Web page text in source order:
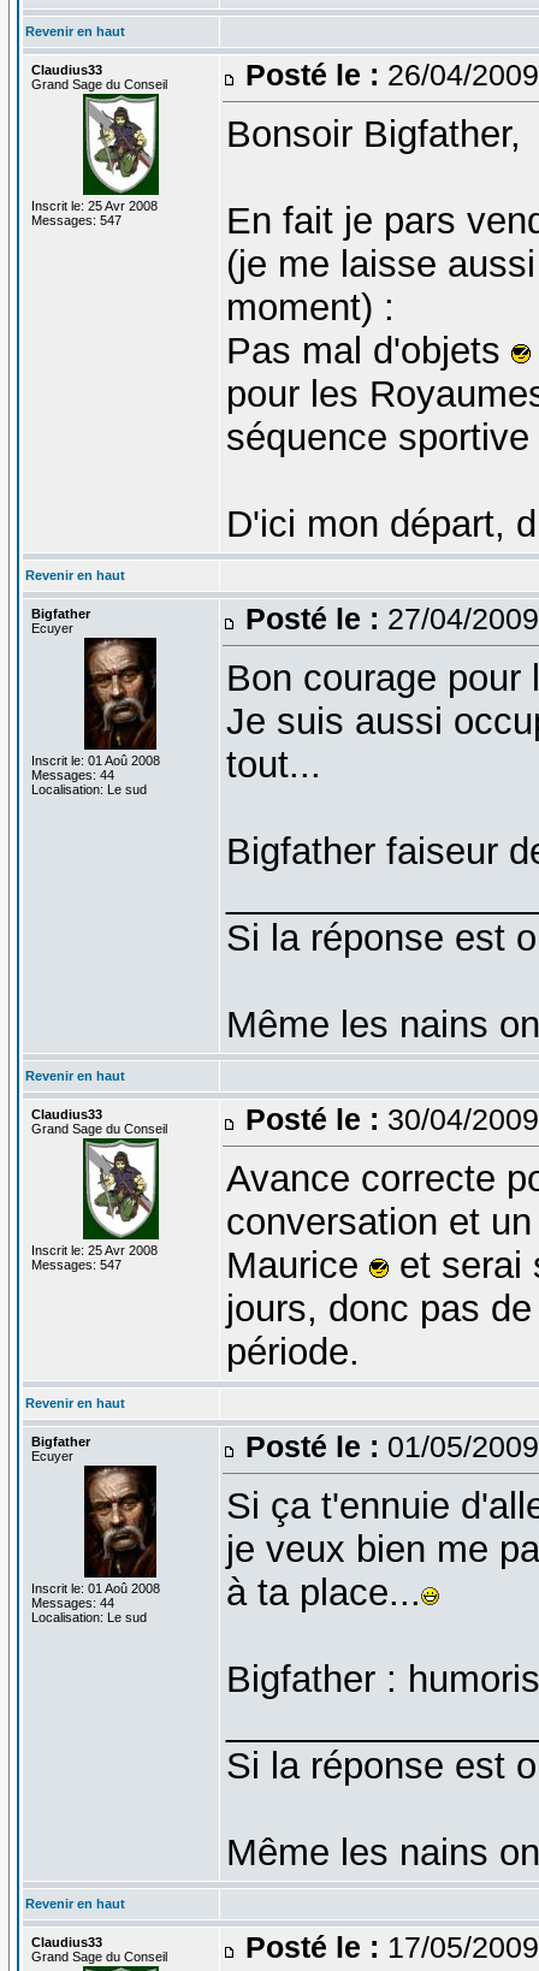
Revenir en haut
Claudius33
Grand Sage du Conseil
Inscrit le: 25 Avr 2008
Messages: 547
Posté le : 26/04/
Bonsoir Bigfather,
En fait je pars
(je me laisse
moment) :
Pas mal d'objets
pour les
séquence
D'ici mon départ,
Revenir en haut
Bigfather
Ecuyer
Inscrit le: 01 Aoû 2008
Messages: 44
Localisation: Le sud
Posté le : 27/04/
Bon courage pour
Je suis aussi
tout...
Bigfather faiseur
Si la réponse est
Même les nains
Revenir en haut
Claudius33
Grand Sage du Conseil
Inscrit le: 25 Avr 2008
Messages: 547
Posté le : 30/04/
Avance correcte
conversation et
Maurice
et serai
jours, donc pas
période.
Revenir en haut
Bigfather
Ecuyer
Inscrit le: 01 Aoû 2008
Messages: 44
Localisation: Le sud
Posté le : 01/05/
Si ça t'ennuie
je veux bien me
à ta place...
Bigfather :
Si la réponse est
Même les nains
Revenir en haut
Claudius33
Grand Sage du Conseil
Posté le : 17/05/